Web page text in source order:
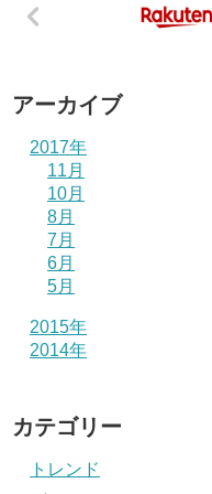
アーカイブ
2017年
11月
10月
8月
7月
6月
5月
2015年
2014年
カテゴリー
トレンド